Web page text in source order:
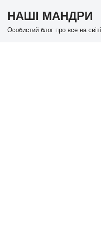
Перейти
НАШІ МАНДРИ
Особистий блог про все на світі